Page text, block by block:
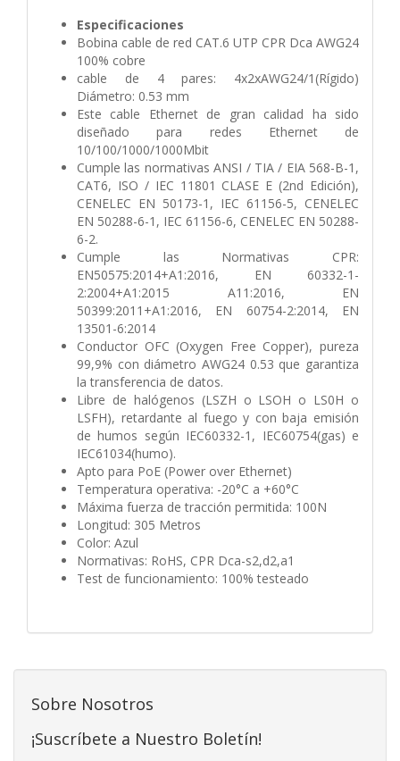
Especificaciones
Bobina cable de red CAT.6 UTP CPR Dca AWG24
100% cobre
cable de 4 pares: 4x2xAWG24/1(Rígido)
Diámetro: 0.53 mm
Este cable Ethernet de gran calidad ha sido
diseñado para redes Ethernet de
10/100/1000/1000Mbit
Cumple las normativas ANSI / TIA / EIA 568-B-1,
CAT6, ISO / IEC 11801 CLASE E (2nd Edición),
CENELEC EN 50173-1, IEC 61156-5, CENELEC
EN 50288-6-1, IEC 61156-6, CENELEC EN 50288-
6-2.
Cumple las Normativas CPR:
EN50575:2014+A1:2016, EN 60332-1-
2:2004+A1:2015 A11:2016, EN
50399:2011+A1:2016, EN 60754-2:2014, EN
13501-6:2014
Conductor OFC (Oxygen Free Copper), pureza
99,9% con diámetro AWG24 0.53 que garantiza
la transferencia de datos.
Libre de halógenos (LSZH o LSOH o LS0H o
LSFH), retardante al fuego y con baja emisión
de humos según IEC60332-1, IEC60754(gas) e
IEC61034(humo).
Apto para PoE (Power over Ethernet)
Temperatura operativa: -20°C a +60°C
Máxima fuerza de tracción permitida: 100N
Longitud: 305 Metros
Color: Azul
Normativas: RoHS, CPR Dca-s2,d2,a1
Test de funcionamiento: 100% testeado
Sobre Nosotros
¡Suscríbete a Nuestro Boletín!